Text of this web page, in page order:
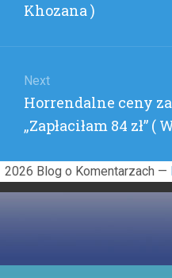
Khozana )
Next
Next
post:
Horrendalne ceny
„Zapłaciłam 84 zł”
2026 Blog o Komentarzach —